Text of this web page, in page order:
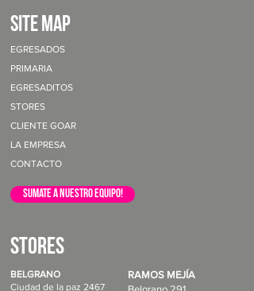
site map
EGRESADOS
PRIMARIA
EGRESADITOS
STORES
CLIENTE GOAR
LA EMPRESA
CONTACTO
sumate a nuestro equipo!
STORES
BELGRANO
Ciudad de la paz 2467
RAMOS MEJÍA